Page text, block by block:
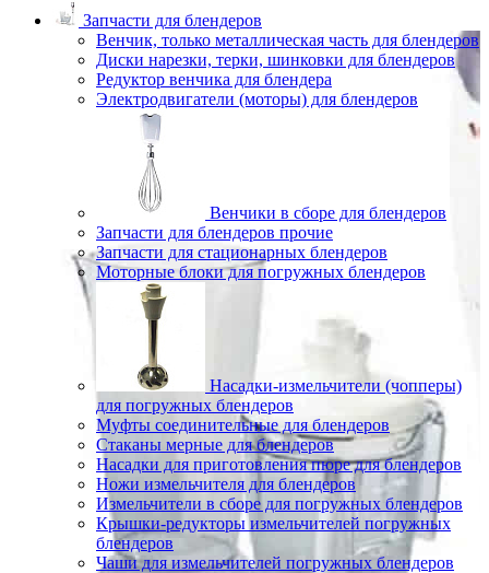
Запчасти для блендеров
Венчик, только металлическая часть для блендеров
Диски нарезки, терки, шинковки для блендеров
Редуктор венчика для блендера
Электродвигатели (моторы) для блендеров
Венчики в сборе для блендеров
Запчасти для блендеров прочие
Запчасти для стационарных блендеров
Моторные блоки для погружных блендеров
Насадки-измельчители (чопперы)
для погружных блендеров
Муфты соединительные для блендеров
Стаканы мерные для блендеров
Насадки для приготовления пюре для блендеров
Ножи измельчителя для блендеров
Измельчители в сборе для погружных блендеров
Крышки-редукторы измельчителей погружных
блендеров
Чаши для измельчителей погружных блендеров